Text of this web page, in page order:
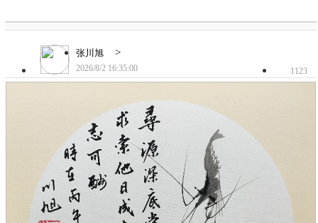
张川旭 >
2026/8/2 16:35:00 1123